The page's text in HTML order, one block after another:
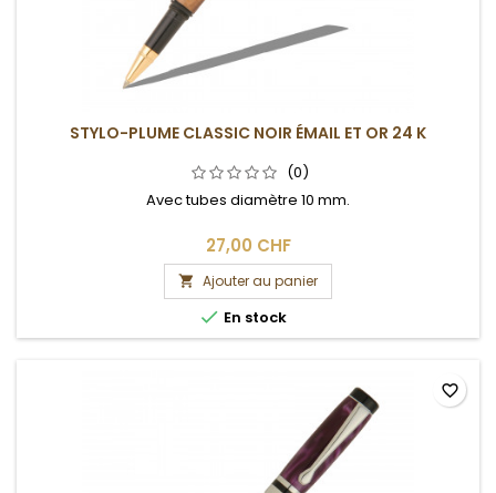
STYLO-PLUME CLASSIC NOIR ÉMAIL ET OR 24 K
(0)
Avec tubes diamètre 10 mm.
27,00 CHF
 Ajouter au panier
 En stock
favorite_border